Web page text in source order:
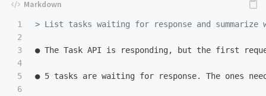
1
2
3
4
5
6
> List tasks waiting for response and summarize
● The Task API is responding, but the first
● 5 tasks are waiting for response. The ones